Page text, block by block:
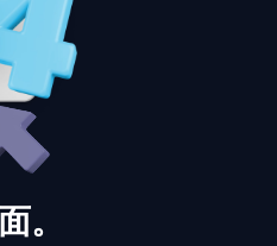
。